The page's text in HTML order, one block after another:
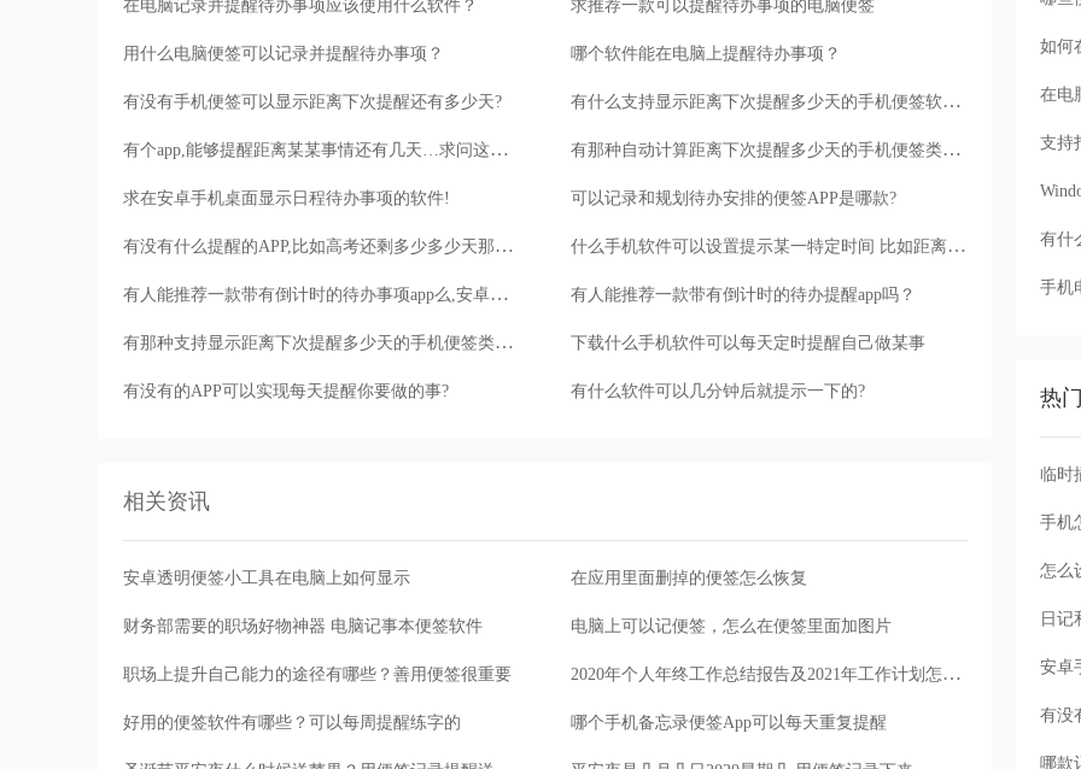
在电脑记录并提醒待办事项应该使用什么软件？ 求推荐一款可以提醒待办事项的电脑便签
用什么电脑便签可以记录并提醒待办事项？ 哪个软件能在电脑上提醒待办事项？
有没有手机便签可以显示距离下次提醒还有多少天? 有什么支持显示距离下次提醒多少天的手机便签软件吗?
有个app,能够提醒距离某某事情还有几天…求问这是什么app! 有那种自动计算距离下次提醒多少天的手机便签类待办app吗?
求在安卓手机桌面显示日程待办事项的软件! 可以记录和规划待办安排的便签APP是哪款?
有没有什么提醒的APP,比如高考还剩多少多少天那种的? 什么手机软件可以设置提示某一特定时间 比如距离回家还有几天之类的？
有人能推荐一款带有倒计时的待办事项app么,安卓手机 有人能推荐一款带有倒计时的待办提醒app吗？
有那种支持显示距离下次提醒多少天的手机便签类待办app吗? 下载什么手机软件可以每天定时提醒自己做某事
有没有的APP可以实现每天提醒你要做的事? 有什么软件可以几分钟后就提示一下的?
相关资讯
安卓透明便签小工具在电脑上如何显示 在应用里面删掉的便签怎么恢复
财务部需要的职场好物神器 电脑记事本便签软件 电脑上可以记便签，怎么在便签里面加图片
职场上提升自己能力的途径有哪些？善用便签很重要 2020年个人年终工作总结报告及2021年工作计划怎么利用敬业签历史记录
好用的便签软件有哪些？可以每周提醒练字的 哪个手机备忘录便签App可以每天重复提醒
如何
在电
支持
有什
手机
热
手机
怎么